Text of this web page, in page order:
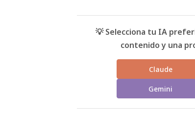
💡 Selecciona tu IA
contenido y una
Claude
Gemini